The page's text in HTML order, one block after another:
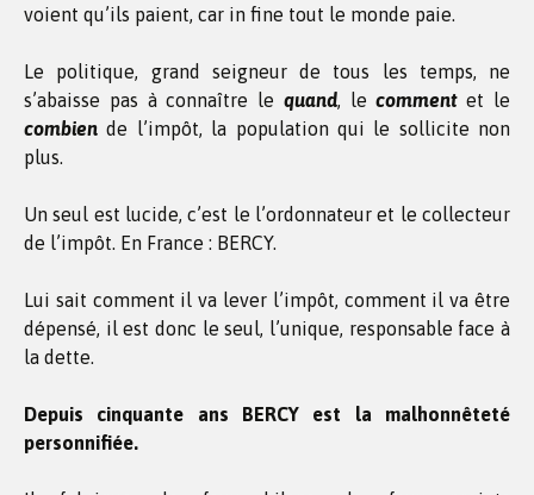
voient qu’ils paient, car in fine tout le monde paie.
Le politique, grand seigneur de tous les temps, ne
s’abaisse pas à connaître le quand, lecommentet le
combien de l’impôt, la population qui le sollicite non
plus.
Un seul est lucide, c’est le l’ordonnateur et le collecteur
de l’impôt. En France : BERCY.
Lui sait comment il va lever l’impôt, comment il va être
dépensé, il est donc le seul, l’unique, responsable face à
la dette.
Depuis cinquante ans BERCY est la malhonnêteté
personnifiée.